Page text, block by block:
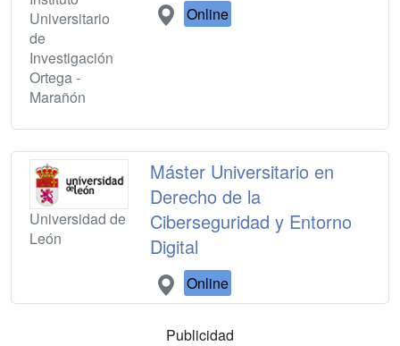
Universitario
de
Investigación
Ortega -
Marañón
Online
Universidad de
León
Máster Universitario en
Derecho de la
Ciberseguridad y Entorno
Digital
Online
Publicidad